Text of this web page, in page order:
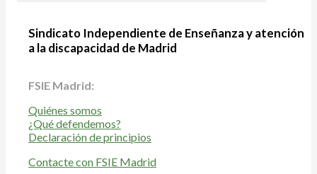
Sindicato Independiente de Enseñanza y atención
a la discapacidad de Madrid
FSIE Madrid:
Quiénes somos
¿Qué defendemos?
Declaración de principios
Contacte con FSIE Madrid